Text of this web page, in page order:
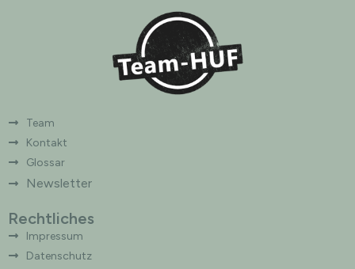
Team
Kontakt
Glossar
Newsletter
Rechtliches
Impressum
Datenschutz